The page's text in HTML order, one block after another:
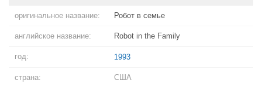
оригинальное название: Робот в семье
английское название: Robot in the Family
год: 1993
страна: США